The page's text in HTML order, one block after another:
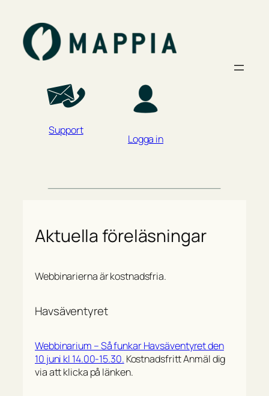
Support
Logga in
Aktuella föreläsningar
Webbinarierna är kostnadsfria.
Havsäventyret
Webbinarium – Så funkar Havsäventyret den
10 juni kl 14.00-15.30. Kostnadsfritt Anmäl dig
via att klicka på länken.